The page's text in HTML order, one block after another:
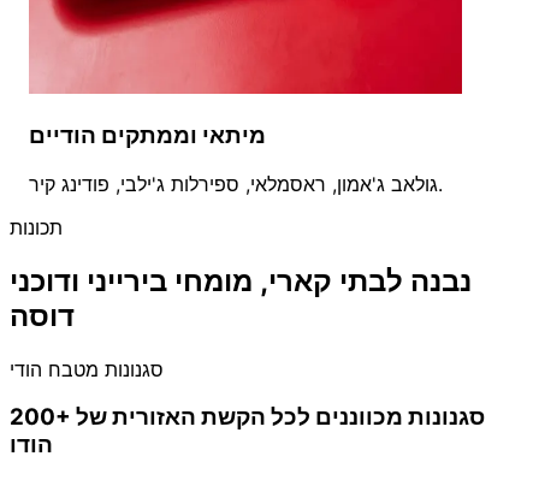
מיתאי וממתקים הודיים
גולאב ג'אמון, ראסמלאי, ספירלות ג'ילבי, פודינג קיר.
תכונות
נבנה לבתי קארי, מומחי בירייני ודוכני
דוסה
סגנונות מטבח הודי
200+ סגנונות מכווננים לכל הקשת האזורית של
הודו